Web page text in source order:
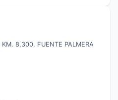
KM. 8,300, FUENTE PALMERA